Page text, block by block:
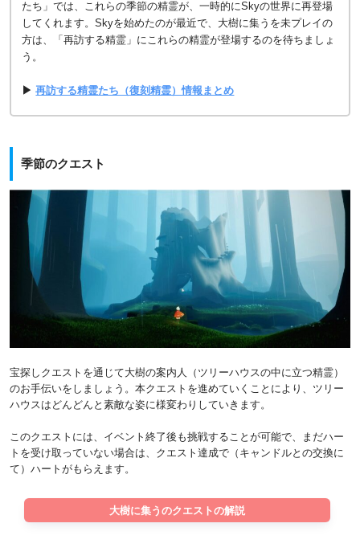
たち」では、これらの季節の精霊が、一時的にSkyの世界に再登場
してくれます。Skyを始めたのが最近で、大樹に集うを未プレイの
方は、「再訪する精霊」にこれらの精霊が登場するのを待ちましょ
う。
▶再訪する精霊たち（復刻精霊）情報まとめ
季節のクエスト
宝探しクエストを通じて大樹の案内人（ツリーハウスの中に立つ精霊）
のお手伝いをしましょう。本クエストを進めていくことにより、ツリー
ハウスはどんどんと素敵な姿に様変わりしていきます。
このクエストには、イベント終了後も挑戦することが可能で、まだハー
トを受け取っていない場合は、クエスト達成で（キャンドルとの交換に
て）ハートがもらえます。
大樹に集うのクエストの解説